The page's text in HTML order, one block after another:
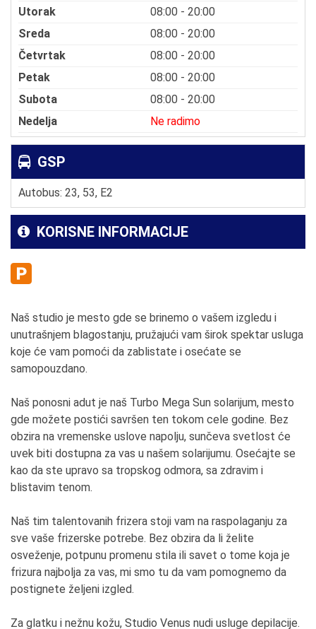
Utorak
08:00 - 20:00
Sreda
08:00 - 20:00
Četvrtak
08:00 - 20:00
Petak
08:00 - 20:00
Subota
08:00 - 20:00
Nedelja
Ne radimo
GSP
Autobus: 23, 53, E2
KORISNE INFORMACIJE
Naš studio je mesto gde se brinemo o vašem izgledu i
unutrašnjem blagostanju, pružajući vam širok spektar usluga
koje će vam pomoći da zablistate i osećate se
samopouzdano.
Naš ponosni adut je naš Turbo Mega Sun solarijum, mesto
gde možete postići savršen ten tokom cele godine. Bez
obzira na vremenske uslove napolju, sunčeva svetlost će
uvek biti dostupna za vas u našem solarijumu. Osećajte se
kao da ste upravo sa tropskog odmora, sa zdravim i
blistavim tenom.
Naš tim talentovanih frizera stoji vam na raspolaganju za
sve vaše frizerske potrebe. Bez obzira da li želite
osveženje, potpunu promenu stila ili savet o tome koja je
frizura najbolja za vas, mi smo tu da vam pomognemo da
postignete željeni izgled.
Za glatku i nežnu kožu, Studio Venus nudi usluge depilacije.